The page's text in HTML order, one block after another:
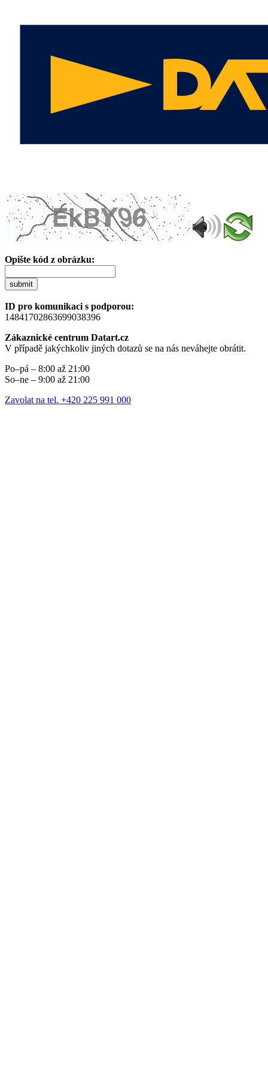
Opište kód z obrázku:
submit
ID pro komunikaci s podporou:
14841702863699038396
Zákaznické centrum Datart.cz
V případě jakýchkoliv jiných dotazů se na nás neváhejte obrátit.
Po–pá – 8:00 až 21:00
So–ne – 9:00 až 21:00
Zavolat na tel. +420 225 991 000